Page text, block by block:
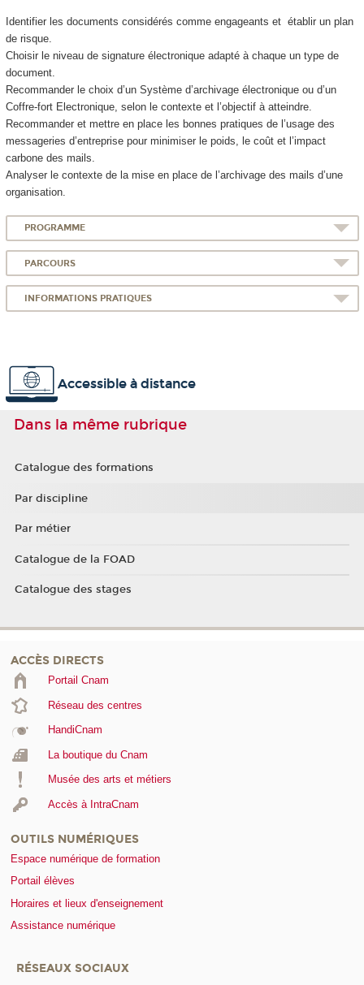
Identifier les documents considérés comme engageants et établir un plan
de risque.
Choisir le niveau de signature électronique adapté à chaque un type de
document.
Recommander le choix d’un Système d’archivage électronique ou d’un
Coffre-fort Electronique, selon le contexte et l’objectif à atteindre.
Recommander et mettre en place les bonnes pratiques de l’usage des
messageries d’entreprise pour minimiser le poids, le coût et l’impact
carbone des mails.
Analyser le contexte de la mise en place de l’archivage des mails d’une
organisation.
PROGRAMME
PARCOURS
INFORMATIONS PRATIQUES
Accessible à distance
Dans la même rubrique
Catalogue des formations
Par discipline
Par métier
Catalogue de la FOAD
Catalogue des stages
ACCÈS DIRECTS
Portail Cnam
Réseau des centres
HandiCnam
La boutique du Cnam
Musée des arts et métiers
Accès à IntraCnam
OUTILS NUMÉRIQUES
Espace numérique de formation
Portail élèves
Horaires et lieux d'enseignement
Assistance numérique
RÉSEAUX SOCIAUX